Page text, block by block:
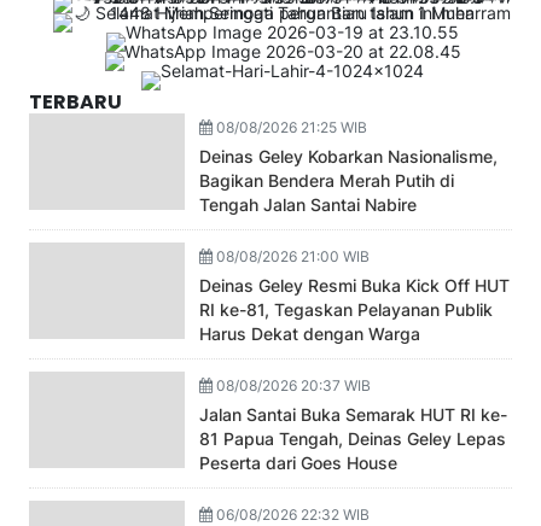
TERBARU
08/08/2026 21:25 WIB
Deinas Geley Kobarkan Nasionalisme,
Bagikan Bendera Merah Putih di
Tengah Jalan Santai Nabire
08/08/2026 21:00 WIB
Deinas Geley Resmi Buka Kick Off HUT
RI ke-81, Tegaskan Pelayanan Publik
Harus Dekat dengan Warga
08/08/2026 20:37 WIB
Jalan Santai Buka Semarak HUT RI ke-
81 Papua Tengah, Deinas Geley Lepas
Peserta dari Goes House
06/08/2026 22:32 WIB